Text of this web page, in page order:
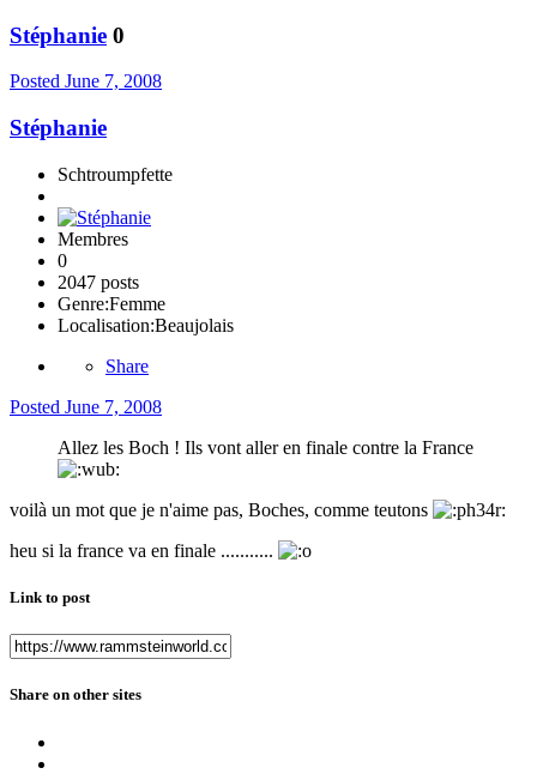
Stéphanie 0
Posted June 7, 2008
Stéphanie
Schtroumpfette
Membres
0
2047 posts
Genre:Femme
Localisation:Beaujolais
Share
Posted June 7, 2008
Allez les Boch ! Ils vont aller en finale contre la France
voilà un mot que je n'aime pas, Boches, comme teutons
heu si la france va en finale ...........
Link to post
Share on other sites